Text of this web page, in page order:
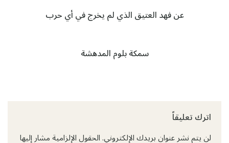
عن فهد العتيق الذي لم يخرج في أي حرب
سمكة بلوم المدهشة
اترك تعليقاً
لن يتم نشر عنوان بريدك الإلكتروني.الحقول الإلزامية مشار إليها